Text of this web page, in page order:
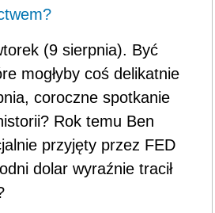
(9 sierpnia). Być
mogłyby coś delikatnie
coroczne spotkanie
Rok temu Ben
przyjęty przez FED
dolar wyraźnie tracił